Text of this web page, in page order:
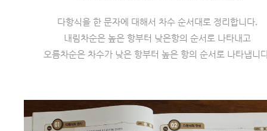
다항식을 한 문자에 대해서 차수 순서대로 정리합니다.
내림차순은 높은 항부터 낮은항의 순서로 나타내고
오름차순은 차수가 낮은 항부터 높은 항의 순서로 나타냅니